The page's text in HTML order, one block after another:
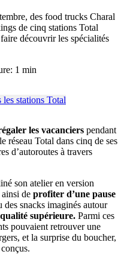
des food trucks Charal
de cinq stations Total
découvrir les spécialités
1 min
les vacanciers pendant
réseau Total dans cinq de ses
d’autoroutes à travers
son atelier en version
de profiter d’une pause
des snacks imaginés autour
supérieure. Parmi ces
pouvaient retrouver une
et la surprise du boucher,